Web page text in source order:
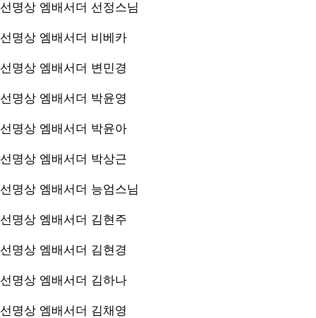
선명상 엠배서더 선정스님
선명상 엠배서더 비베카
선명상 엠배서더 변민경
선명상 엠배서더 박윤영
선명상 엠배서더 박윤아
선명상 엠배서더 박상근
선명상 엠배서더 능엄스님
선명상 엠배서더 김현주
선명상 엠배서더 김현경
선명상 엠배서더 김하나
선명상 엠배서더 김채영